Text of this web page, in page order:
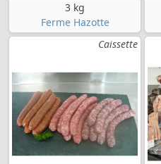
3 kg
Ferme Hazotte
Caissette